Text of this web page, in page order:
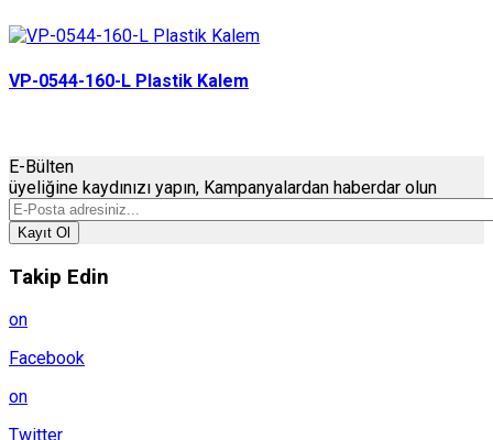
VP-0544-160-L Plastik Kalem
E-Bülten
üyeliğine kaydınızı yapın, Kampanyalardan haberdar olun
Kayıt Ol
Takip Edin
on
Facebook
on
Twitter